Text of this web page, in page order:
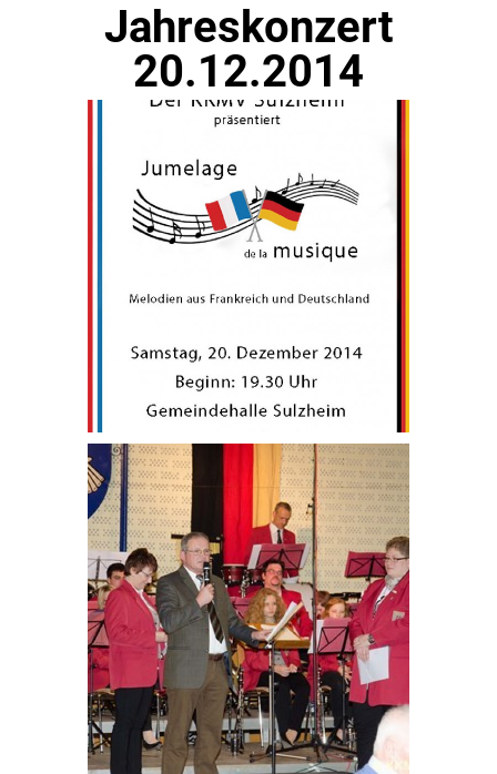
Jahreskonzert
20.12.2014